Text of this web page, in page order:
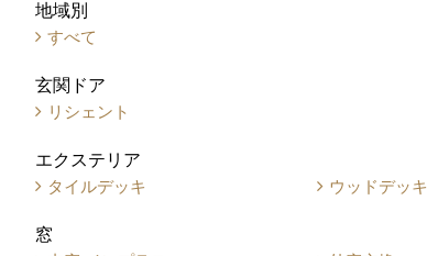
地域別
すべて
玄関ドア
リシェント
エクステリア
タイルデッキ
ウッドデッキ
窓